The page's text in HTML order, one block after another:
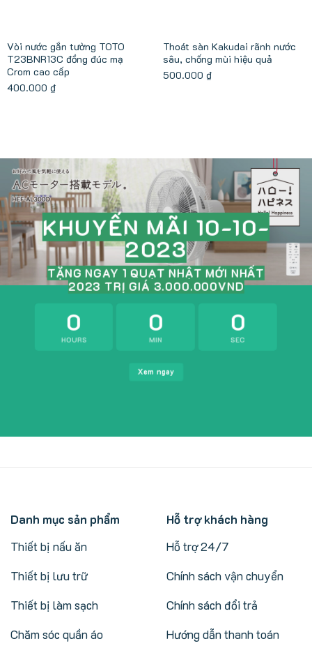
Vòi nước gắn tường TOTO
T23BNR13C đồng đúc mạ
Crom cao cấp
400.000 ₫
Thoát sàn Kakudai rãnh nước
sâu, chống mùi hiệu quả
500.000 ₫
KHUYẾN MÃI 10-10-
2023
TẶNG NGAY 1 QUẠT NHẬT MỚI NHẤT
2023 TRỊ GIÁ 3.000.000VND
0
HOURS
0
MIN
0
SEC
Xem ngay
Danh mục sản phẩm
Thiết bị nấu ăn
Thiết bị lưu trữ
Thiết bị làm sạch
Chăm sóc quần áo
Hỗ trợ khách hàng
Hỗ trợ 24/7
Chính sách vận chuyển
Chính sách đổi trả
Hướng dẫn thanh toán